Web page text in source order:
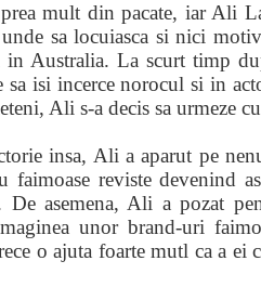
mult din pacate, iar Ali
sa locuiasca si nici
Australia. La scurt timp
sa isi incerce norocul si in
Ali s-a decis sa urmeze
insa, Ali a aparut pe
faimoase reviste devenind
De asemena, Ali a pozat
unor brand-uri
o ajuta foarte mutl ca a ei